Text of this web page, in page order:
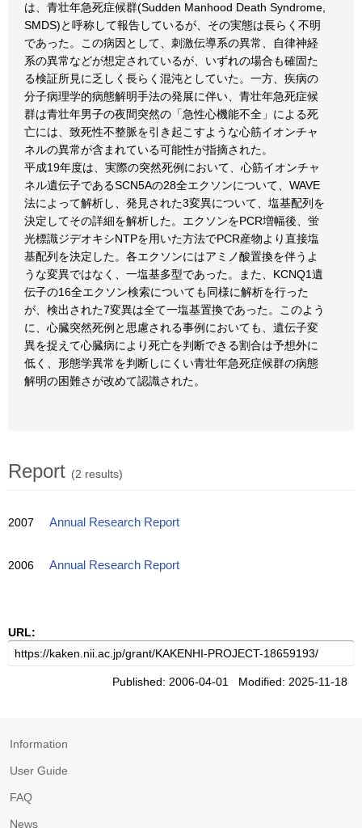
は、青壮年急死症候群(Sudden Manhood Death Syndrome,
SMDS)と呼称して報告しているが、その実態は長らく不明
であった。この病因として、刺激伝導系の異常、自律神経
系の異常などが想定されているが、いずれの場合も確固た
る検証所見に乏しく長らく混沌としていた。一方、疾病の
分子病理学的病態解明手法の発展に伴い、青壮年急死症候
群は青壮年男子の夜間突然の「急性心機能不全」による死
亡には、致死性不整脈を引き起こすような心筋イオンチャ
ネルの異常が含まれている可能性が指摘された。
平成19年度は、実際の突然死例において、心筋イオンチャ
ネル遺伝子であるSCN5Aの28全エクソンについて、WAVE
法によって解析し、発見された3変異について、塩基配列を
決定してその詳細を解析した。エクソンをPCR増幅後、蛍
光標識ジデオキシNTPを用いた方法でPCR産物より直接塩
基配列を決定した。各エクソンにはアミノ酸置換を伴うよ
うな変異ではなく、一塩基多型であった。また、KCNQ1遺
伝子の16全エクソン検索についても同様に解析を行った
が、検出された7変異は全て一塩基置換であった。このよう
に、心臓突然死例と思慮される事例においても、遺伝子変
異を捉えて心臓病により死亡を判断できる割合は予想外に
低く、形態学異常を判断しにくい青壮年急死症候群の病態
解明の困難さが改めて認識された。
Report (2 results)
2007 Annual Research Report
2006 Annual Research Report
URL:
Published: 2006-04-01 Modified: 2025-11-18
Information
User Guide
FAQ
News